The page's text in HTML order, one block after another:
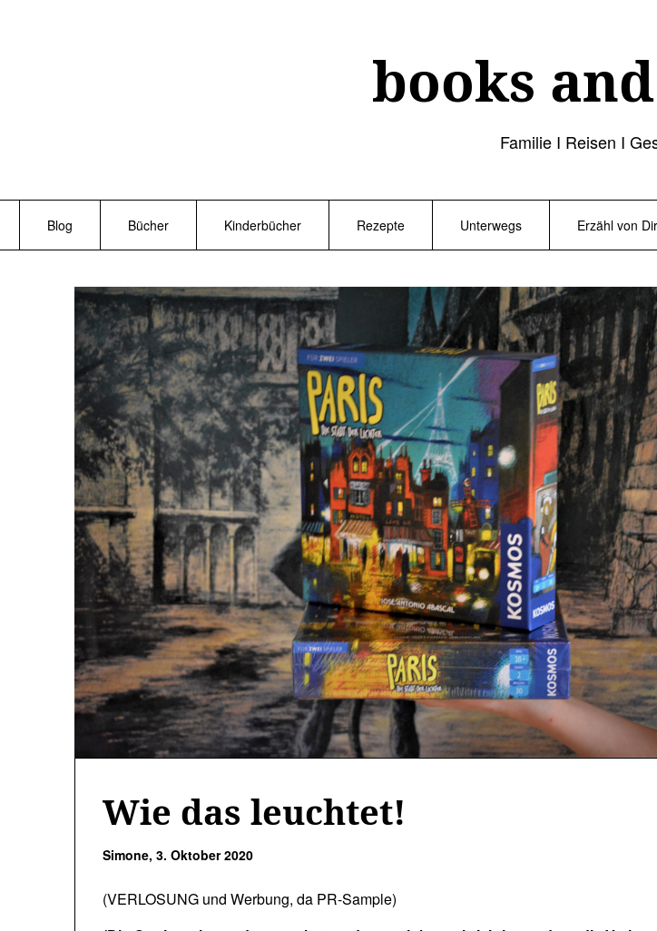
books
Familie I Reisen I
Blog Bücher Kinderbücher Rezepte Unterwegs Erzähl von
Wie das leuchtet!
Simone, 3. Oktober 2020
(VERLOSUNG und Werbung, da PR-Sample)